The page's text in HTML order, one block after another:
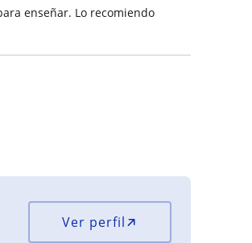
enseñar. Lo recomiendo
Ver perfil